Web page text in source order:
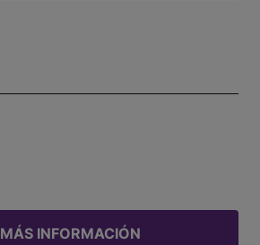
MÁS INFORMACIÓN